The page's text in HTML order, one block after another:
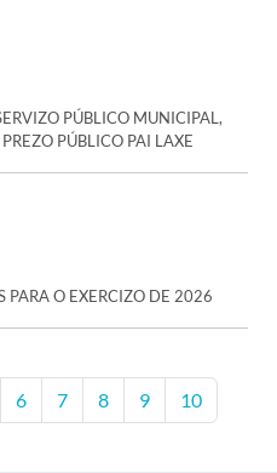
PÚBLICO MUNICIPAL,
PÚBLICO PAI LAXE
PARA O EXERCIZO DE 2026
6 7 8 9 10